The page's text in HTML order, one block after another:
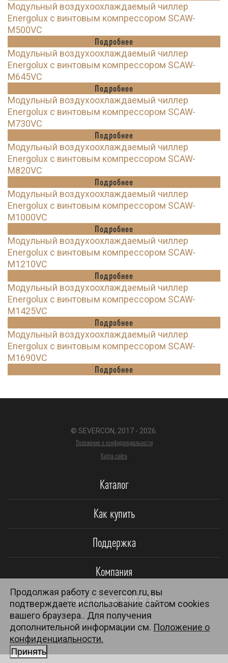
Модульный воздухоохлаждаемый чиллер
Energolux с винтовым компрессором SCAW-
M500VC
Подробнее
Модульный воздухоохлаждаемый чиллер
Energolux с винтовым компрессором SCAW-
M645VC
Подробнее
Модульный воздухоохлаждаемый чиллер
Energolux с винтовым компрессором SCAW-
M730VC
Подробнее
Модульный воздухоохлаждаемый чиллер
Energolux с винтовым компрессором SCAW-
M820VC
Подробнее
Модульный воздухоохлаждаемый чиллер
Energolux с винтовым компрессором SCAW-
M1000VC
Подробнее
Модульный воздухоохлаждаемый чиллер
Energolux с винтовым компрессором SCAW-
M1210VC
Подробнее
Модульный воздухоохлаждаемый чиллер
Energolux с винтовым компрессором SCAW-
M1425VC
Подробнее
Модульный воздухоохлаждаемый чиллер
Energolux с винтовым компрессором SCAW-
M1690VC
Подробнее
© SEVERCON, 2017 - 2026.
Положение о конфиденциальности
Карта сайта
Каталог
Как купить
Поддержка
Компания
Гонка героев SEVERCON
Продолжая работу с severcon.ru, вы
подтверждаете использование сайтом cookies
вашего браузера.. Для получения
дополнительной информации см. Положение о
конфиденциальности.
Принять